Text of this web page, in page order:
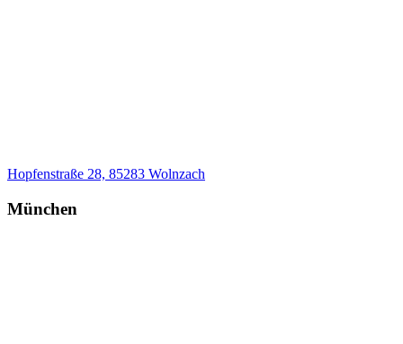
Hopfenstraße 28, 85283 Wolnzach
München